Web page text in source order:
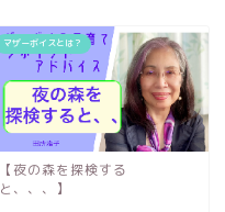
マザーボイスとは？
【夜の森を探検する
と、、、】